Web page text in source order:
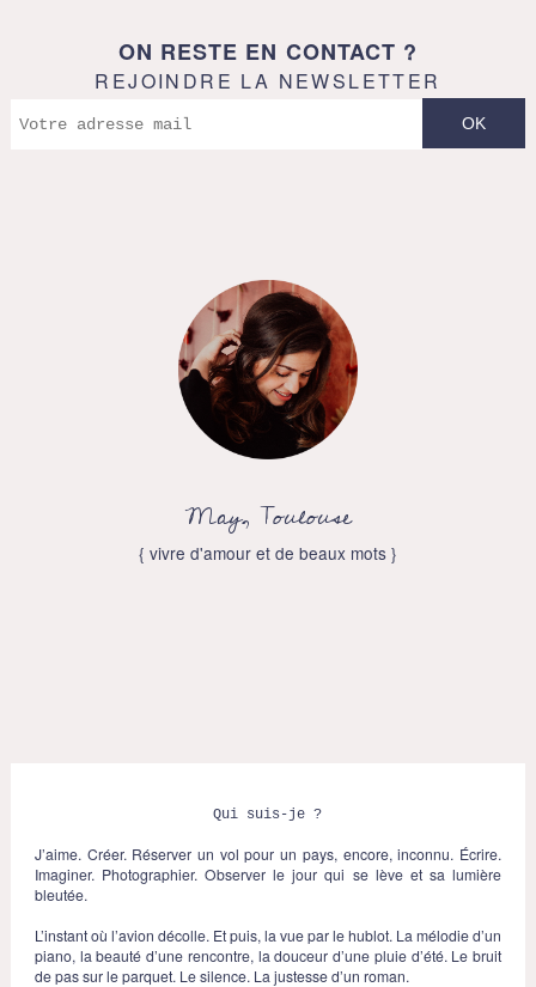
ON RESTE EN CONTACT ?
REJOINDRE LA NEWSLETTER
May, Toulouse
{ vivre d'amour et de beaux mots }
Qui suis-je ?
J’aime. Créer. Réserver un vol pour un pays, encore, inconnu. Écrire.
Imaginer. Photographier. Observer le jour qui se lève et sa lumière
bleutée.
L’instant où l’avion décolle. Et puis, la vue par le hublot. La mélodie d’un
piano, la beauté d’une rencontre, la douceur d’une pluie d’été. Le bruit
de pas sur le parquet. Le silence. La justesse d’un roman.